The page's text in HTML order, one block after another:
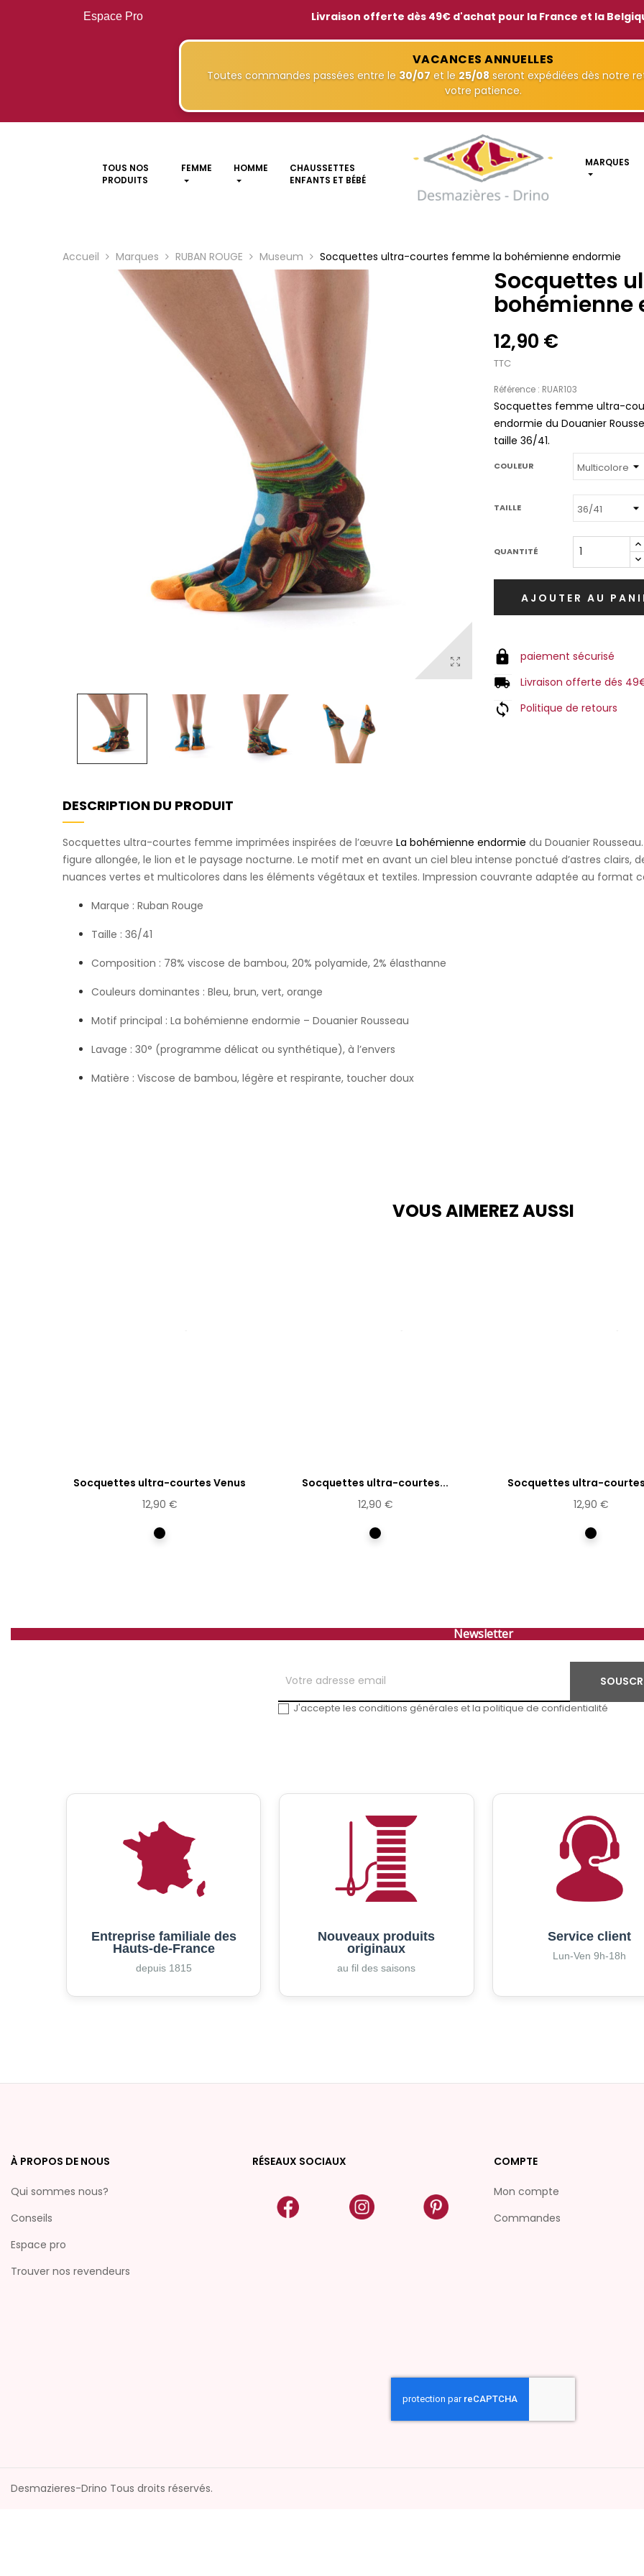
Espace Pro Livraison offerte dès 49€ d'achat pour la France et la
VACANCES ANNUELLES
Toutes commandes passées entre le 30/07 et le 25/08 seront expédiées dès notre
votre patience.
TOUS NOS
PRODUITS
FEMME HOMME
CHAUSSETTES
ENFANTS ET BÉBÉ
MARQUES
Accueil Marques RUBAN ROUGE Museum Socquettes ultra-courtes femme la bohémienne endormie
Socquettes
bohémienne
12,90 €
TTC
Référence : RUAR103
Socquettes femme ultra-
endormie du Douanier
taille 36/41.
COULEUR
TAILLE
QUANTITÉ
AJOUTER AU
paiement sécurisé
Livraison offerte dés
Politique de retours
DESCRIPTION DU PRODUIT
Socquettes ultra-courtes femme imprimées inspirées de l’œuvre La bohémienne endormie du Douanier
figure allongée, le lion et le paysage nocturne. Le motif met en avant un ciel bleu intense ponctué d’astres clairs,
nuances vertes et multicolores dans les éléments végétaux et textiles. Impression couvrante adaptée au format
Marque : Ruban Rouge
Taille : 36/41
Composition : 78% viscose de bambou, 20% polyamide, 2% élasthanne
Couleurs dominantes : Bleu, brun, vert, orange
Motif principal : La bohémienne endormie – Douanier Rousseau
Lavage : 30° (programme délicat ou synthétique), à l’envers
Matière : Viscose de bambou, légère et respirante, toucher doux
VOUS AIMEREZ AUSSI
Socquettes ultra-courtes Venus
12,90 €
Multicolore
Socquettes ultra-courtes...
12,90 €
Multicolore
Socquettes ultra-
12,90 €
Newsletter
J'accepte les conditions générales et la politique de confidentialité
Entreprise familiale des
Hauts-de-France
depuis 1815
Nouveaux produits
originaux
au fil des saisons
Service client
Lun-Ven 9h-18h
À PROPOS DE NOUS
Qui sommes nous?
Conseils
Espace pro
Trouver nos revendeurs
RÉSEAUX SOCIAUX COMPTE
Mon compte
Commandes
Desmazieres-Drino Tous droits réservés.